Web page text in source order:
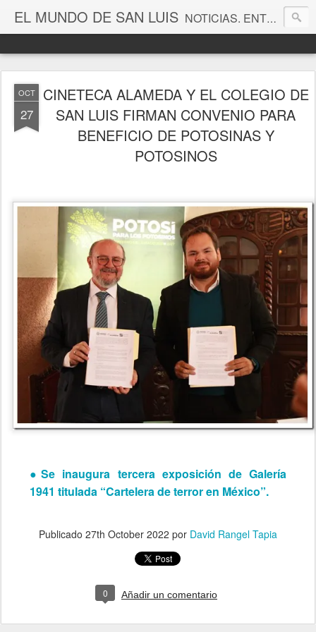
EL MUNDO DE SAN LUIS NOTICIAS. ENTRETENIMIENTO. EDITORIALES. CANAL DE VÍDEOS. GALERÍA DE FOTOGRAFÍAS.
OCT
27
CINETECA ALAMEDA Y EL COLEGIO DE
SAN LUIS FIRMAN CONVENIO PARA
BENEFICIO DE POTOSINAS Y
POTOSINOS
●Se inaugura tercera exposición de Galería
1941 titulada “Cartelera de terror en México”.
Publicado 27th October 2022 por David Rangel Tapia
0 Añadir un comentario